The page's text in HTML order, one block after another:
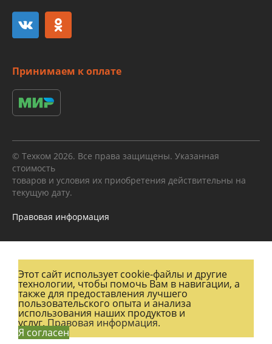
Принимаем к оплате
© Техком 2026. Все права защищены. Указанная
стоимость
товаров и условия их приобретения действительны на
текущую дату.
Правовая информация
Этот сайт использует cookie-файлы и другие
технологии, чтобы помочь Вам в навигации, а
также для предоставления лучшего
пользовательского опыта и анализа
использования наших продуктов и
услуг.Правовая информация.
Я согласен